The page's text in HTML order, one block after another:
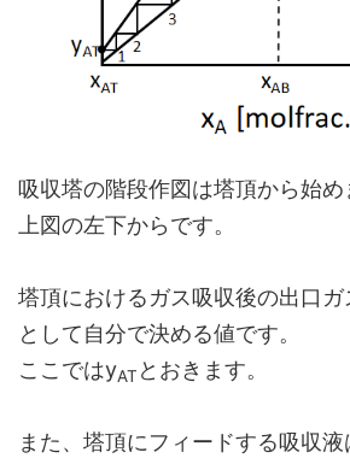
吸収塔の階段作図は塔頂から始め
上図の左下からです。
塔頂におけるガス吸収後の出口ガ
として自分で決める値です。
ここではyAT とおきます。
また、塔頂にフィードする吸収液